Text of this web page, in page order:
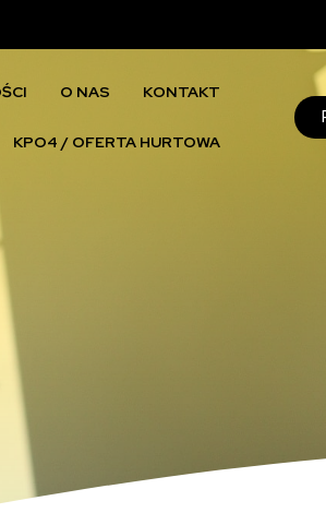
O NAS KONTAKT
KPO4 / OFERTA HURTOWA